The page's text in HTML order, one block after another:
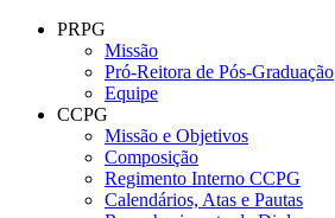
Conteúdo principal
PRPG
Missão
Pró-Reitora de Pós-Graduação
Equipe
CCPG
Missão e Objetivos
Composição
Regimento Interno CCPG
Calendários, Atas e Pautas